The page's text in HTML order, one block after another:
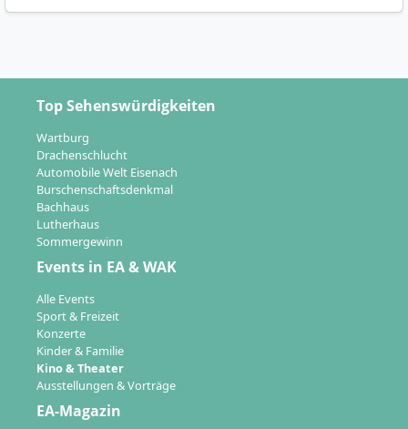
Top Sehenswürdigkeiten
Wartburg
Drachenschlucht
Automobile Welt Eisenach
Burschenschaftsdenkmal
Bachhaus
Lutherhaus
Sommergewinn
Events in EA & WAK
Alle Events
Sport & Freizeit
Konzerte
Kinder & Familie
Kino & Theater
Ausstellungen & Vorträge
EA-Magazin